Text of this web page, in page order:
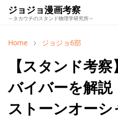
ジョジョ漫画考察
～タカウチのスタンド物理学研究所～
Home ジョジョ6部
【スタンド考
バイバーを解
ストーンオーシ